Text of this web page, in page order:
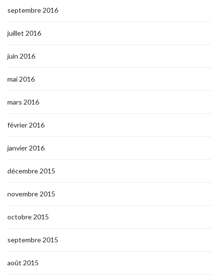
septembre 2016
juillet 2016
juin 2016
mai 2016
mars 2016
février 2016
janvier 2016
décembre 2015
novembre 2015
octobre 2015
septembre 2015
août 2015